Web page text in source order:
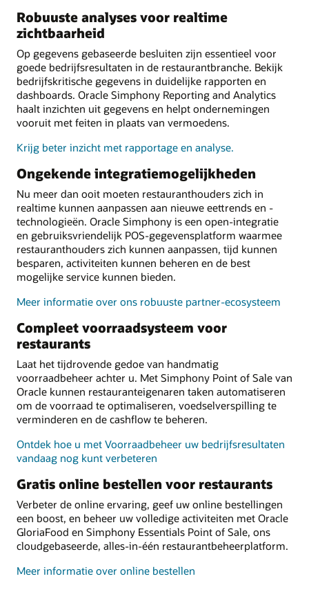
Robuuste analyses voor realtime
zichtbaarheid
Op gegevens gebaseerde besluiten zijn essentieel voor
goede bedrijfsresultaten in de restaurantbranche. Bekijk
bedrijfskritische gegevens in duidelijke rapporten en
dashboards. Oracle Simphony Reporting and Analytics
haalt inzichten uit gegevens en helpt ondernemingen
vooruit met feiten in plaats van vermoedens.
Krijg beter inzicht met rapportage en analyse.
Ongekende integratiemogelijkheden
Nu meer dan ooit moeten restauranthouders zich in
realtime kunnen aanpassen aan nieuwe eettrends en -
technologieën. Oracle Simphony is een open-integratie
en gebruiksvriendelijk POS-gegevensplatform waarmee
restauranthouders zich kunnen aanpassen, tijd kunnen
besparen, activiteiten kunnen beheren en de best
mogelijke service kunnen bieden.
Meer informatie over ons robuuste partner-ecosysteem
Compleet voorraadsysteem voor
restaurants
Laat het tijdrovende gedoe van handmatig
voorraadbeheer achter u. Met Simphony Point of Sale van
Oracle kunnen restauranteigenaren taken automatiseren
om de voorraad te optimaliseren, voedselverspilling te
verminderen en de cashflow te beheren.
Ontdek hoe u met Voorraadbeheer uw bedrijfsresultaten
vandaag nog kunt verbeteren
Gratis online bestellen voor restaurants
Verbeter de online ervaring, geef uw online bestellingen
een boost, en beheer uw volledige activiteiten met Oracle
GloriaFood en Simphony Essentials Point of Sale, ons
cloudgebaseerde, alles-in-één restaurantbeheerplatform.
Meer informatie over online bestellen